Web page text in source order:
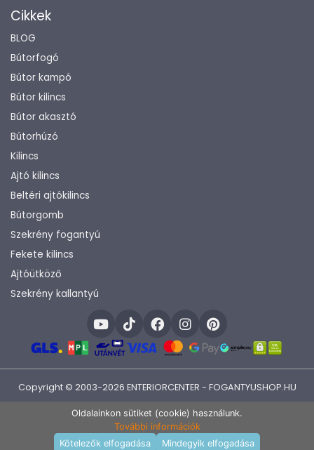
Kosárba rakom
Cikkek
BLOG
Bútorfogó
Bútor kampó
Bútor kilincs
Bútor akasztó
Bútorhúzó
Kilincs
Ajtó kilincs
Beltéri ajtókilincs
Bútorgomb
Szekrény fogantyú
Fekete kilincs
Ajtóütköző
Szekrény kallantyú
Copyright © 2003-2026 ENTERIORCENTER - FOGANTYUSHOP.HU
Oldalainkon sütiket (cookie) használunk.
További információk
Kötelezők elfogadása
Mindegyik elfogadása